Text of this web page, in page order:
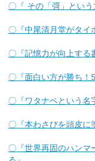
〇『 その「彁」とい
〇『中尾清月堂がタイ
〇『記憶力が向上する
〇『面白い方が勝ち！
〇『ワタナベという名
〇『本わさびを頭皮に
〇『世界再固のハンマ